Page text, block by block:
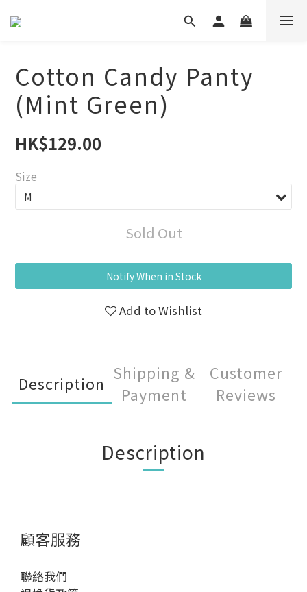
Cotton Candy Panty
(Mint Green)
HK$129.00
Size
Sold Out
Notify When in Stock
Add to Wishlist
Description
Shipping &
Payment
Customer
Reviews
Description
顧客服務
聯絡我們